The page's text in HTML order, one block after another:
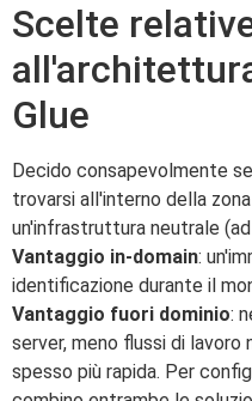
Scelte
Glue
Decido consapevolmente
trovarsi all'interno della
un'infrastruttura neutrale
Vantaggio in-domain:
identificazione durante il
Vantaggio fuori dominio:
server, meno flussi di lavoro
spesso più rapida. Per